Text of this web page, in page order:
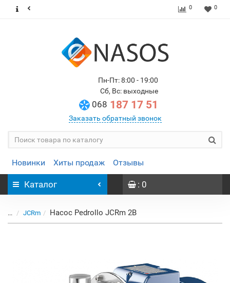
0 0
Пн-Пт: 8:00 - 19:00
Сб, Вс: выходные
068 187 17 51
Заказать обратный звонок
Новинки Хиты продаж Отзывы
Каталог : 0
... JCRm Насос Pedrollo JCRm 2B